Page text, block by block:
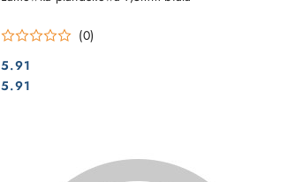
(0)
Cena:
5.91
Cena:
5.91